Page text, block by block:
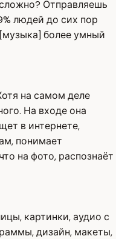
Отправляешь
людей до сих пор
более умный
на самом деле
На входе она
в интернете,
понимает
на фото, распознаёт
картинки, аудио с
дизайн, макеты,